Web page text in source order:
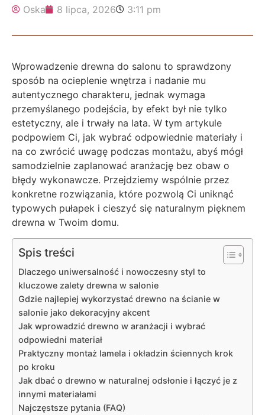
Oska 8 lipca, 2026 3:11 pm
Wprowadzenie drewna do salonu to sprawdzony
sposób na ocieplenie wnętrza i nadanie mu
autentycznego charakteru, jednak wymaga
przemyślanego podejścia, by efekt był nie tylko
estetyczny, ale i trwały na lata. W tym artykule
podpowiem Ci, jak wybrać odpowiednie materiały i
na co zwrócić uwagę podczas montażu, abyś mógł
samodzielnie zaplanować aranżację bez obaw o
błędy wykonawcze. Przejdziemy wspólnie przez
konkretne rozwiązania, które pozwolą Ci uniknąć
typowych pułapek i cieszyć się naturalnym pięknem
drewna w Twoim domu.
Spis treści
Dlaczego uniwersalność i nowoczesny styl to
kluczowe zalety drewna w salonie
Gdzie najlepiej wykorzystać drewno na ścianie w
salonie jako dekoracyjny akcent
Jak wprowadzić drewno w aranżacji i wybrać
odpowiedni materiał
Praktyczny montaż lamela i okładzin ściennych krok
po kroku
Jak dbać o drewno w naturalnej odsłonie i łączyć je z
innymi materiałami
Najczęstsze pytania (FAQ)